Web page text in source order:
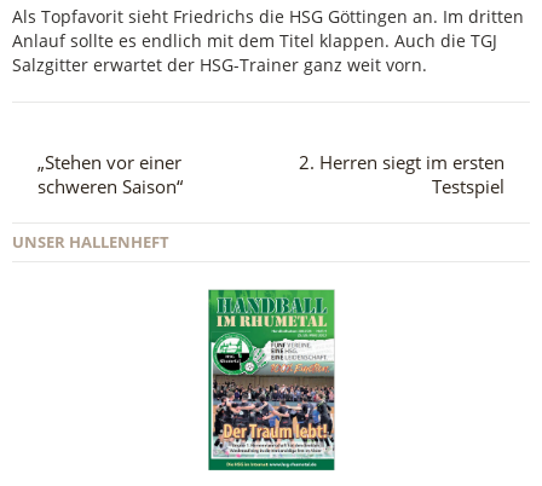
Als Topfavorit sieht Friedrichs die HSG Göttingen an. Im dritten
Anlauf sollte es endlich mit dem Titel klappen. Auch die TGJ
Salzgitter erwartet der HSG-Trainer ganz weit vorn.
„Stehen vor einer
schweren Saison“
2. Herren siegt im ersten
Testspiel
UNSER HALLENHEFT